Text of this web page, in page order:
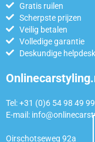
Gratis ruilen
Scherpste prijzen
Veilig betalen
Volledige garantie
Deskundige helpdesk
Tel: +31 (0)6 54 98 49 99
E-mail:
Oirschotseweg 92a